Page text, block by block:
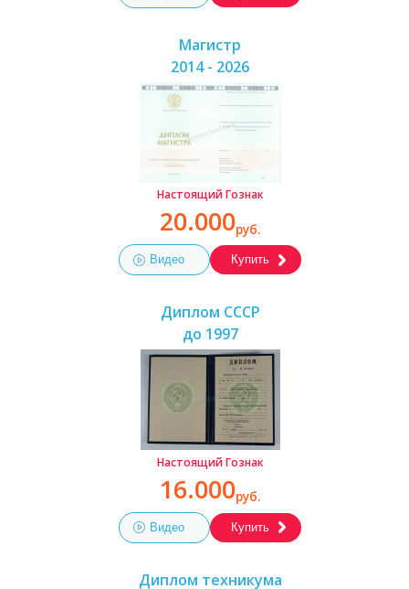
Магистр
2014 - 2026
Настоящий Гознак
20.000руб.
Видео Купить
Диплом СССР
до 1997
Настоящий Гознак
16.000руб.
Видео Купить
Диплом техникума